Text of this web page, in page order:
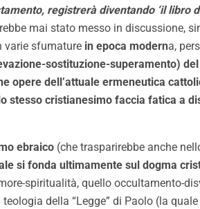
registrerà diventando ‘il libro
mai stato messo in discussione,
varie sfumature in epoca moderna,
sostituzione-superamento)
opere dell’attuale ermeneutica
lo stesso cristianesimo faccia fatica a
ebraico (che trasparirebbe anche
si fonda ultimamente sul dogma
spiritualità, quello occultamento-
della “Legge” di Paolo (la